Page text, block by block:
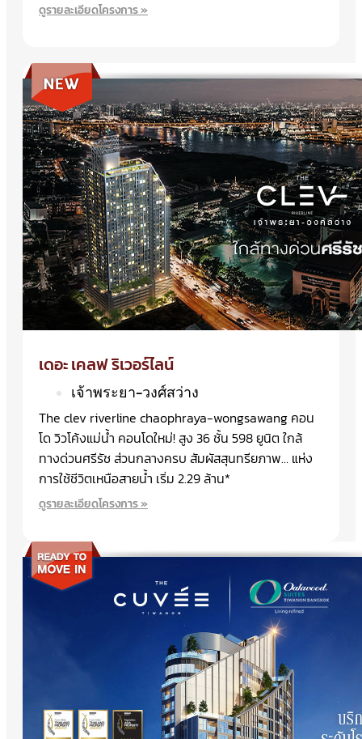
ดูรายละเอียดโครงการ »
เดอะ เคลฟ ริเวอร์ไลน์
เจ้าพระยา-วงศ์สว่าง
The clev riverline chaophraya-wongsawang คอน
โด วิวโค้งแม่น้ำ คอนโดใหม่! สูง 36 ชั้น 598 ยูนิต ใกล้
ทางด่วนศรีรัช ส่วนกลางครบ สัมผัสสุนทรียภาพ… แห่ง
การใช้ชีวิตเหนือสายน้ำ เริ่ม 2.29 ล้าน*
ดูรายละเอียดโครงการ »